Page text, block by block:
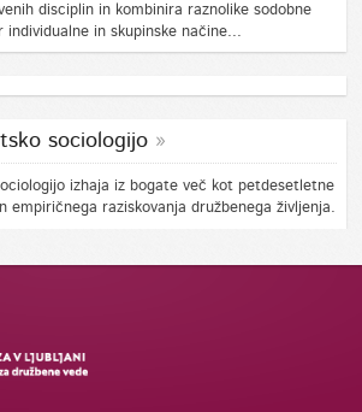
disciplin in kombinira raznolike sodobne
in skupinske načine...
sociologijo
izhaja iz bogate več kot petdesetletne
empiričnega raziskovanja družbenega življenja.